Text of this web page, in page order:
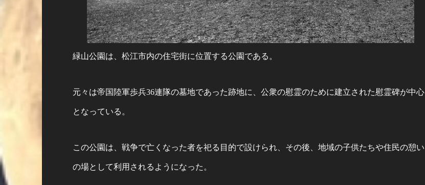
緑山公園は、松江市内の住宅街に位置する公園である。
元々は帝国陸軍歩兵36連隊の墓地であった跡地に、公衆の慰霊のために建立された慰霊碑が中心
となっている。
この公園は、戦争で亡くなった者を祀る目的で設けられ、その後、地域の子供たちや住民の憩い
の場として利用されるようになった。